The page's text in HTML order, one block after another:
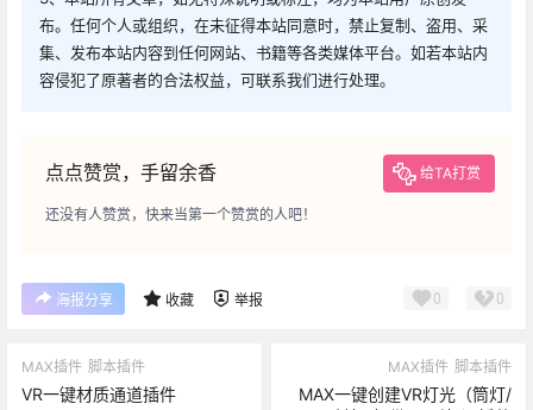
布。任何个人或组织，在未征得本站同意时，禁止复制、盗用、采
集、发布本站内容到任何网站、书籍等各类媒体平台。如若本站内
容侵犯了原著者的合法权益，可联系我们进行处理。
点点赞赏，手留余香 给TA打赏
还没有人赞赏，快来当第一个赞赏的人吧！
海报分享 收藏 举报 0 0
MAX插件 脚本插件
VR一键材质通道插件
MAX插件 脚本插件
MAX一键创建VR灯光（筒灯/